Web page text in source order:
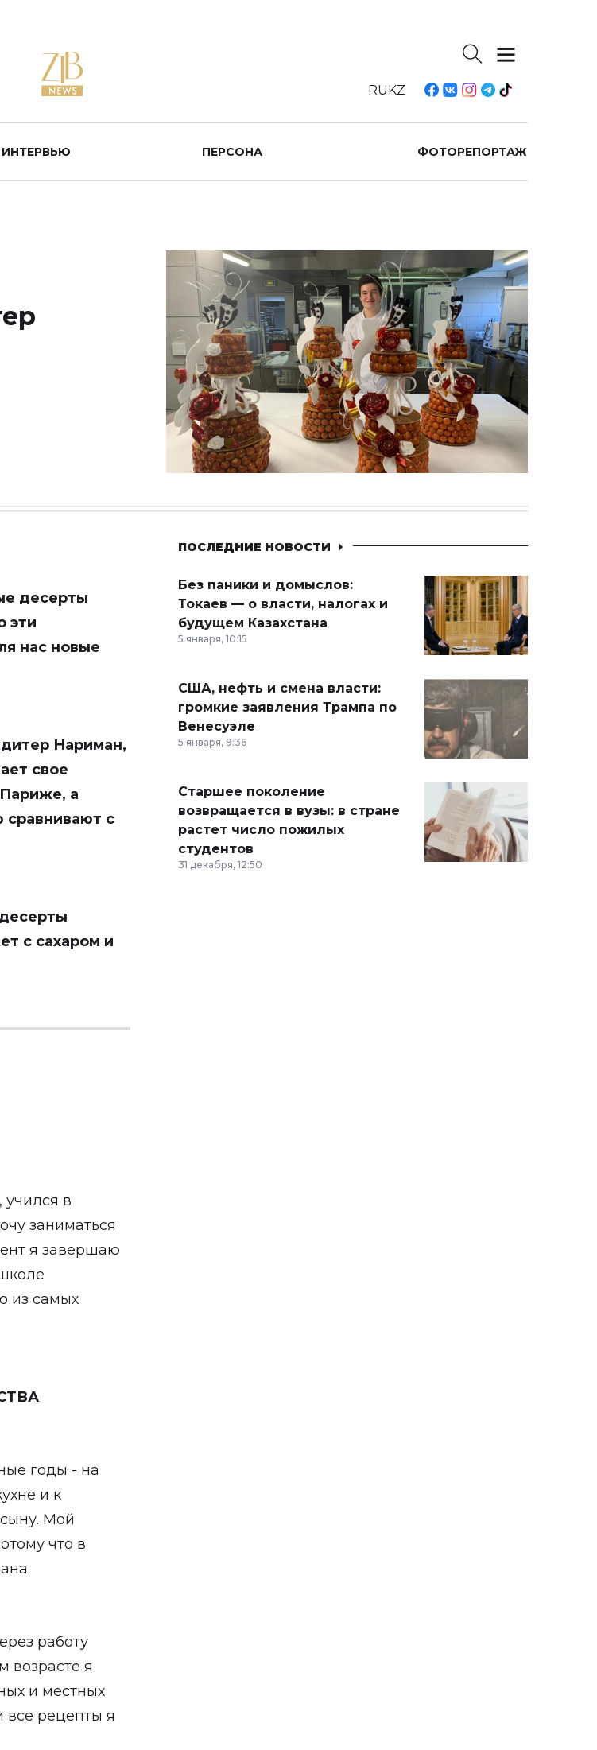
RUKZ
ИНТЕРВЬЮ ПЕРСОНА ФОТОРЕПОРТАЖ
десерты
эти
нас новые
Нариман,
свое
а
сравнивают с
с сахаром и
в
заниматься
я завершаю
из самых
годы - на
и к
Мой
что в
работу
возрасте я
и местных
все рецепты я
ПОСЛЕДНИЕ НОВОСТИ
Без паники и домыслов:
Токаев — о власти, налогах и
будущем Казахстана
5 января, 10:15
США, нефть и смена власти:
громкие заявления Трампа по
Венесуэле
5 января, 9:36
Старшее поколение
возвращается в вузы: в стране
растет число пожилых
студентов
31 декабря, 12:50